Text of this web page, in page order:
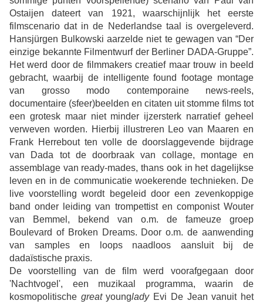
Ostaijen dateert van 1921, waarschijnlijk het eerste
filmscenario dat in de Nederlandse taal is overgeleverd.
Hansjürgen Bulkowski aarzelde niet te gewagen van “Der
einzige bekannte Filmentwurf der Berliner DADA-Gruppe”.
Het werd door de filmmakers creatief maar trouw in beeld
gebracht, waarbij de intelligentefound footage montage
van grosso modo contemporaine news-reels,
documentaire (sfeer)beelden en citaten uit stomme films tot
een grotesk maar niet minder ijzersterk narratief geheel
verweven worden. Hierbij illustreren Leo van Maaren en
Frank Herrebout ten volle de doorslaggevende bijdrage
van Dada tot de doorbraak van collage, montage en
assemblage van ready-mades, thans ook in het dagelijkse
leven en in de communicatie woekerende technieken. De
live voorstelling wordt begeleid door een zevenkoppige
band onder leiding van trompettist en componist Wouter
van Bemmel, bekend van o.m. de fameuze groep
Boulevard of Broken Dreams. Door o.m. de aanwending
van samples en loopsnaadloos aansluit bij de
dadaïstische praxis.
De voorstelling van de film werd voorafgegaan door
'Nachtvogel', een muzikaal programma, waarin de
kosmopolitische great youngladyEvi De Jean vanuit het